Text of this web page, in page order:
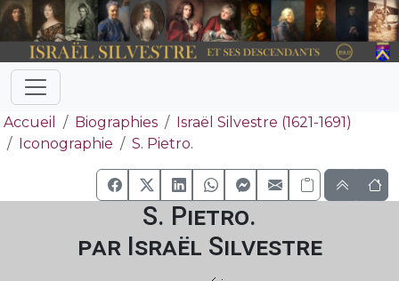
Accueil Biographies
Israël Silvestre (1621-1691)
Iconographie
S. Pietro.
S. Pietro.
par Israël Silvestre